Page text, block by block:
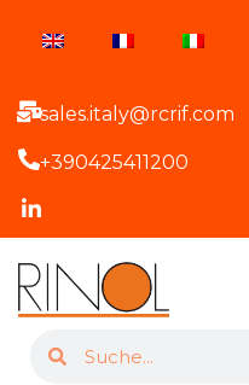
sales.italy@rcrif.com
+390425411200